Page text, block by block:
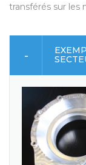
transférés sur les